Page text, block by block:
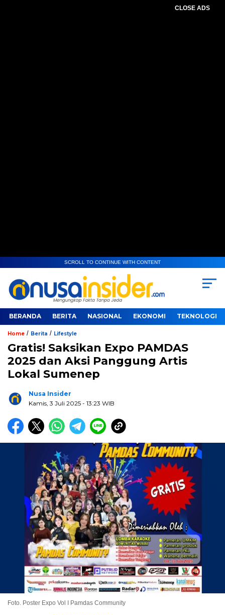
CLOSE ADS
SCROLL TO CONTINUE WITH CONTENT
BERANDA BERITA NASIONAL EKONOMI TEKNOLOGI
Home / Berita / Lifestyle
Gratis! Saksikan Expo PAMDAS
2025 dan Aksi Panggung Artis
Lokal Sumenep
Nusa Insider
Kamis, 3 Juli 2025 - 13:23 WIB
Foto. Poster Expo Vol I Pamdas Community